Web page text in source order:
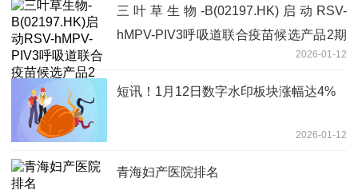
三叶草生物-B(02197.HK)启动RSV-
hMPV-PIV3呼吸道联合疫苗候选产品2期
2026-01-12
短讯！1月12日数字水印板块涨幅达4%
2026-01-12
青海妇产医院排名